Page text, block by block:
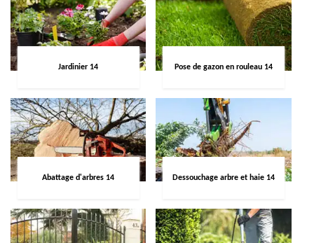
Jardinier 14 Pose de gazon en rouleau 14
Abattage d'arbres 14 Dessouchage arbre et haie 14